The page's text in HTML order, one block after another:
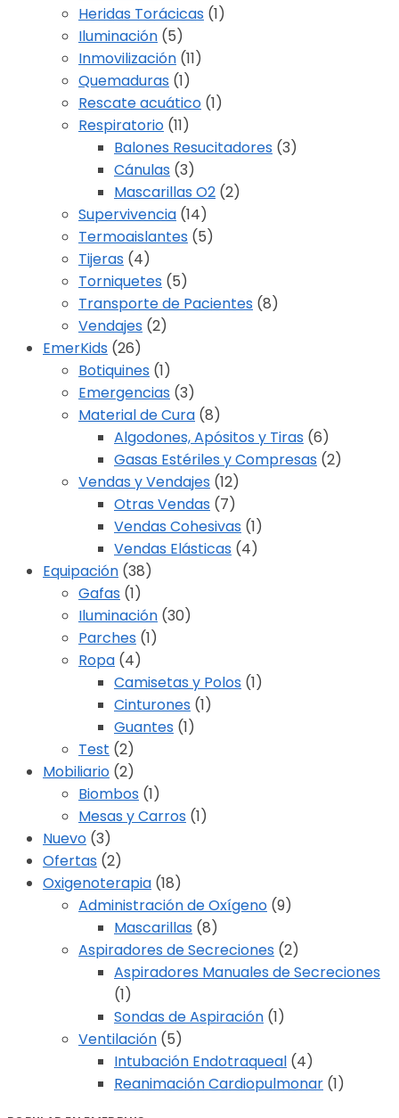
Heridas Torácicas (1)
Iluminación (5)
Inmovilización (11)
Quemaduras (1)
Rescate acuático (1)
Respiratorio (11)
Balones Resucitadores (3)
Cánulas (3)
Mascarillas O2 (2)
Supervivencia (14)
Termoaislantes (5)
Tijeras (4)
Torniquetes (5)
Transporte de Pacientes (8)
Vendajes (2)
EmerKids (26)
Botiquines (1)
Emergencias (3)
Material de Cura (8)
Algodones, Apósitos y Tiras (6)
Gasas Estériles y Compresas (2)
Vendas y Vendajes (12)
Otras Vendas (7)
Vendas Cohesivas (1)
Vendas Elásticas (4)
Equipación (38)
Gafas (1)
Iluminación (30)
Parches (1)
Ropa (4)
Camisetas y Polos (1)
Cinturones (1)
Guantes (1)
Test (2)
Mobiliario (2)
Biombos (1)
Mesas y Carros (1)
Nuevo (3)
Ofertas (2)
Oxigenoterapia (18)
Administración de Oxígeno (9)
Mascarillas (8)
Aspiradores de Secreciones (2)
Aspiradores Manuales de Secreciones
(1)
Sondas de Aspiración (1)
Ventilación (5)
Intubación Endotraqueal (4)
Reanimación Cardiopulmonar (1)